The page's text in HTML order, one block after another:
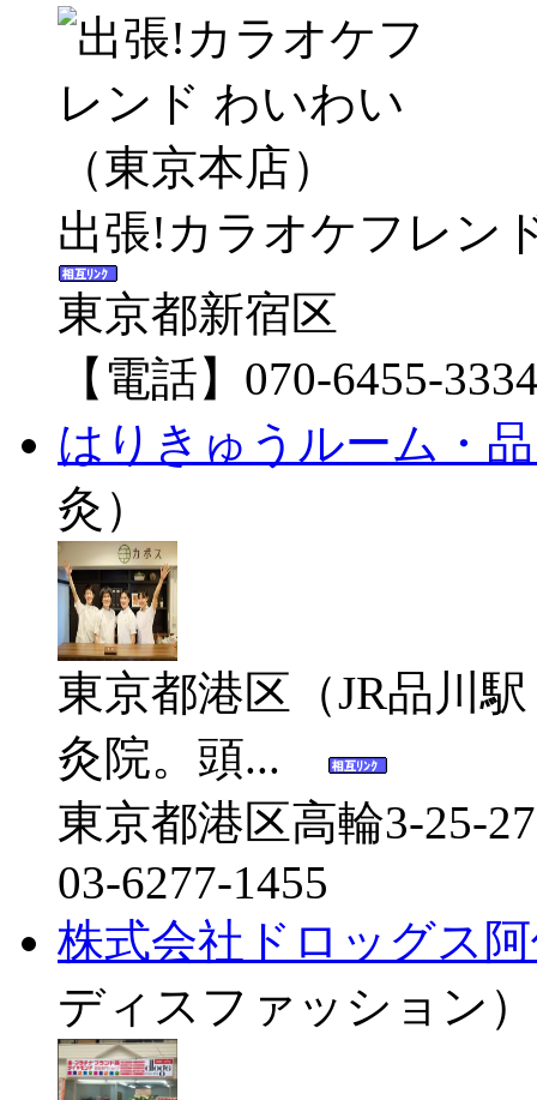
出張!カラオケフレ
東京都新宿区
【電話】070-6455-
はりきゅうルーム・
灸）
東京都港区（JR品川
灸院。頭...
東京都港区高輪3-25-
03-6277-1455
株式会社ドロッグス
ディスファッション）